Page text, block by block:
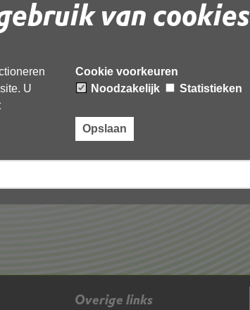
van cookies
U
Cookie voorkeuren
Noodzakelijk
Statistieken
Opslaan
Overige links